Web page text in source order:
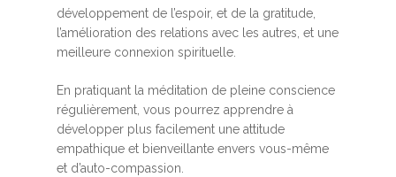
développement de l’espoir, et de la gratitude,
l’amélioration des relations avec les autres, et une
meilleure connexion spirituelle.
En pratiquant la méditation de pleine conscience
régulièrement, vous pourrez apprendre à
développer plus facilement une attitude
empathique et bienveillante envers vous-même
et d’auto-compassion.